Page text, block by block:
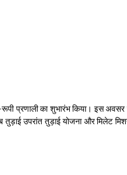
प्रणाली का शुभारंभ किया। इस अवसर
तुड़ाई उपरांत तुड़ाई योजना और मिलेट